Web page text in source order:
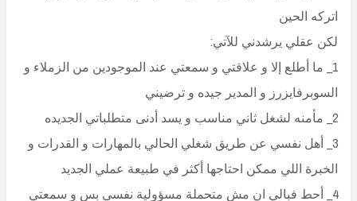
اتركه الحين
لكن عقلي يرشدني للآتي:
1_ ما أطلع إلا و علاقتي و سمعتي عند الموجودين من الزملاء و
السوبرفايزرز و المدير جيده و ترضيني
2_ مأمنه لشغل ثاني مناسب و يسد أدنى متطلباتي الجديده
3_ أهل نفسي عن طريق شغلي الحالي بالمهارات و القدرات و
الخبرة اللي ممكن احتاجها أكثر في طبيعة عملي الجديد
4_ أحط فبالي ان مش متحملة مسؤولية نفسي بس و سمعتي